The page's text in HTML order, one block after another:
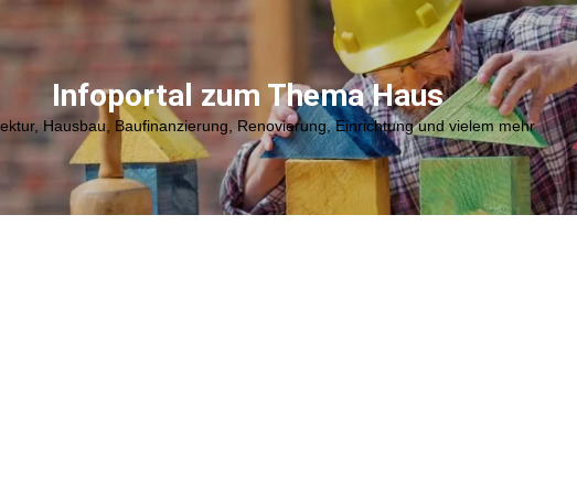
Infoportal zum Thema Haus
Hausbau, Baufinanzierung, Renovierung, Einrichtung und vielem mehr